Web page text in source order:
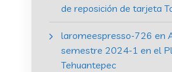
de reposición de tarjeta
laromeespresso-726 en
semestre 2024-1 en el
Tehuantepec